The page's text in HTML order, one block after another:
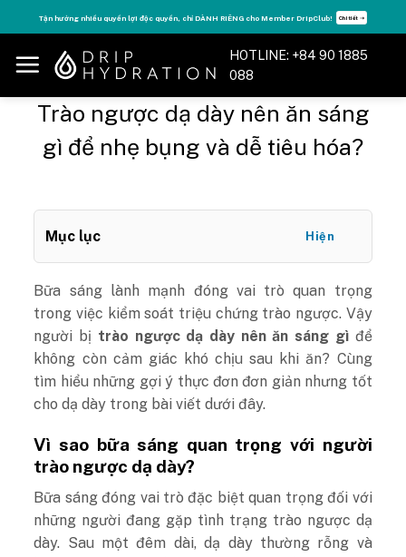
to
content
Tận hưởng nhiều quyền lợi độc quyền, chỉ DÀNH RIÊNG cho Member DripClub! Chi tiết ➝
HOTLINE: +84 90 1885
088
Trào ngược dạ dày nên ăn sáng
gì để nhẹ bụng và dễ tiêu hóa?
Mục lục Hiện
Bữa sáng lành mạnh đóng vai trò quan trọng
trong việc kiểm soát triệu chứng trào ngược. Vậy
người bị trào ngược dạ dày nên ăn sáng gì để
không còn cảm giác khó chịu sau khi ăn? Cùng
tìm hiểu những gợi ý thực đơn đơn giản nhưng tốt
cho dạ dày trong bài viết dưới đây.
Vì sao bữa sáng quan trọng với người
trào ngược dạ dày?
Bữa sáng đóng vai trò đặc biệt quan trọng đối với
những người đang gặp tình trạng trào ngược dạ
dày. Sau một đêm dài, dạ dày thường rỗng và